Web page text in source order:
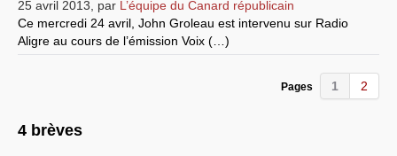
25 avril 2013
par L’équipe du Canard républicain
Ce mercredi 24 avril, John Groleau est intervenu sur Radio
Aligre au cours de l’émission Voix (…)
Pages 1 2
4 brèves